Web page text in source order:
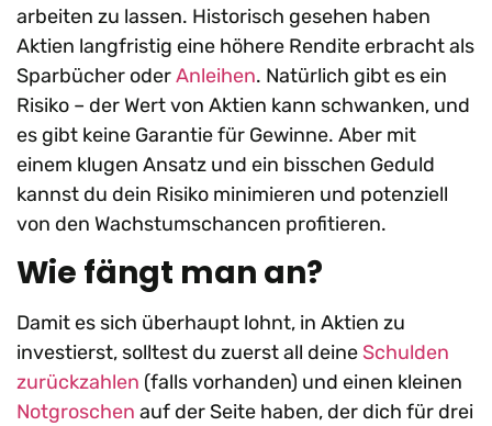
arbeiten zu lassen. Historisch gesehen haben
Aktien langfristig eine höhere Rendite erbracht als
Sparbücher oderAnleihen. Natürlich gibt es ein
Risiko – der Wert von Aktien kann schwanken, und
es gibt keine Garantie für Gewinne. Aber mit
einem klugen Ansatz und ein bisschen Geduld
kannst du dein Risiko minimieren und potenziell
von den Wachstumschancen profitieren.
Wie fängt man an?
Damit es sich überhaupt lohnt, in Aktien zu
investierst, solltest du zuerst all deine Schulden
zurückzahlen (falls vorhanden) und einen kleinen
Notgroschen auf der Seite haben, der dich für drei